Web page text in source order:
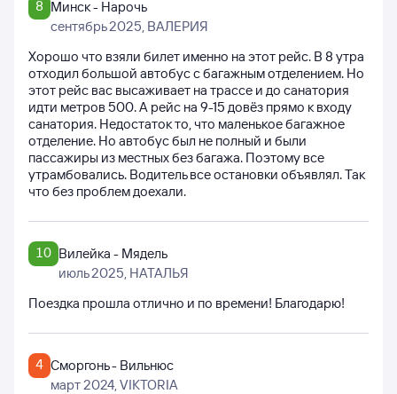
8 Минск - Нарочь
сентябрь 2025, ВАЛЕРИЯ
Хорошо что взяли билет именно на этот рейс. В 8 утра
отходил большой автобус с багажным отделением. Но
этот рейс вас высаживает на трассе и до санатория
идти метров 500. А рейс на 9-15 довёз прямо к входу
санатория. Недостаток то, что маленькое багажное
отделение. Но автобус был не полный и были
пассажиры из местных без багажа. Поэтому все
утрамбовались. Водитель все остановки объявлял. Так
что без проблем доехали.
10 Вилейка - Мядель
июль 2025, НАТАЛЬЯ
Поездка прошла отлично и по времени! Благодарю!
4 Сморгонь - Вильнюс
март 2024, VIKTORIA